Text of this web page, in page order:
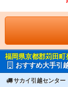
福岡県京都郡苅田町
おすすめ大手引
サカイ引越センター